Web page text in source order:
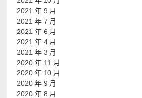
2021 年 9 月
2021 年 7 月
2021 年 6 月
2021 年 4 月
2021 年 3 月
2020 年 11 月
2020 年 10 月
2020 年 9 月
2020 年 8 月